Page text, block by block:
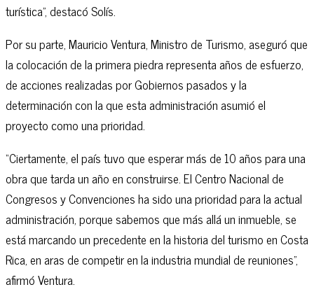
turística”, destacó Solís.
Por su parte, Mauricio Ventura, Ministro de Turismo, aseguró que
la colocación de la primera piedra representa años de esfuerzo,
de acciones realizadas por Gobiernos pasados y la
determinación con la que esta administración asumió el
proyecto como una prioridad.
“Ciertamente, el país tuvo que esperar más de 10 años para una
obra que tarda un año en construirse. El Centro Nacional de
Congresos y Convenciones ha sido una prioridad para la actual
administración, porque sabemos que más allá un inmueble, se
está marcando un precedente en la historia del turismo en Costa
Rica, en aras de competir en la industria mundial de reuniones”,
afirmó Ventura.